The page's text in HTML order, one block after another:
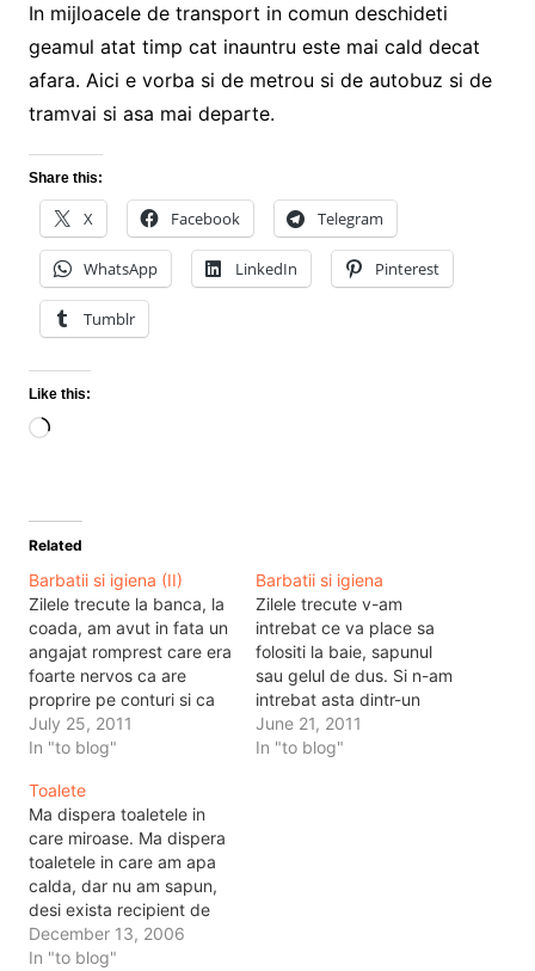
In mijloacele de transport in comun deschideti
geamul atat timp cat inauntru este mai cald decat
afara. Aici e vorba si de metrou si de autobuz si de
tramvai si asa mai departe.
Share this:
X Facebook Telegram
WhatsApp LinkedIn Pinterest
Tumblr
Like this:
Loading…
Related
Barbatii si igiena (II)
Zilele trecute la banca, la
coada, am avut in fata un
angajat romprest care era
foarte nervos ca are
proprire pe conturi si ca
nu putea sa isi ia salariul.
Initial eu nu mi-am dat
pentru ca avea tricoul
suficient de folosit incat
brandingul sa fie sters.…
July 25, 2011
In "to blog"
Barbatii si igiena
Zilele trecute v-am
intrebat ce va place sa
folositi la baie, sapunul
sau gelul de dus. Si n-am
intrebat asta dintr-un
motiv oarecare, ci cu un
scop. Scopul era sa stiu
June 21, 2011
In "to blog"
Toalete
Ma dispera toaletele in
care miroase. Ma dispera
toaletele in care am apa
calda, dar nu am sapun,
desi exista recipient de
sapun lichid. Ma dispera
toaletele in care nu am
December 13, 2006
In "to blog"